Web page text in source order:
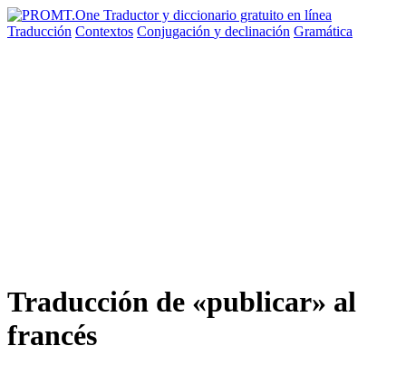
Traducción Contextos Conjugación y declinación Gramática
Traducción de «publicar» al
francés